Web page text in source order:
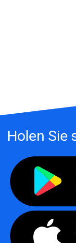
Holen Sie